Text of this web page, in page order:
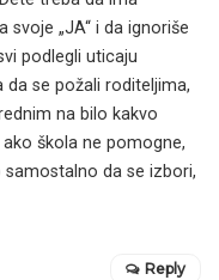
svoje „JA“ i da ignoriše
podlegli uticaju
da se požali roditeljima,
na bilo kakvo
škola ne pomogne,
da se izbori,
Reply